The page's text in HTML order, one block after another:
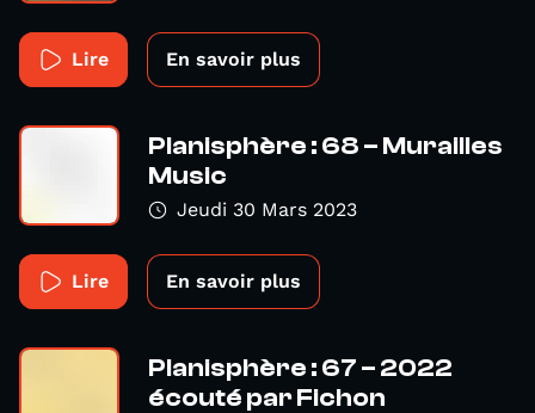
Lire En savoir plus
Planisphère : 68 – Murailles
Music
Jeudi 30 Mars 2023
Lire En savoir plus
Planisphère : 67 – 2022
écouté par Fichon